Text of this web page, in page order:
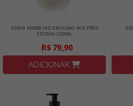
92808 MMBB HID EMULSAO AUX PREV
ESTRIAS 200ML
R$ 79,90
ADICIONAR